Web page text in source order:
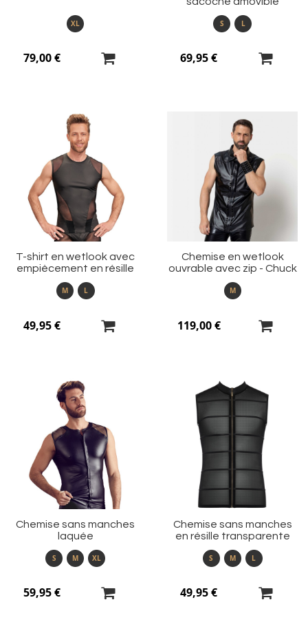
79,00 €
XL
69,95 €
S L
T-shirt en wetlook avec
empiècement en résille
49,95 €
M L
Chemise en wetlook
ouvrable avec zip - Chuck
119,00 €
M
Chemise sans manches
laquée
59,95 €
S M XL
Chemise sans manches
en résille transparente
49,95 €
S M L